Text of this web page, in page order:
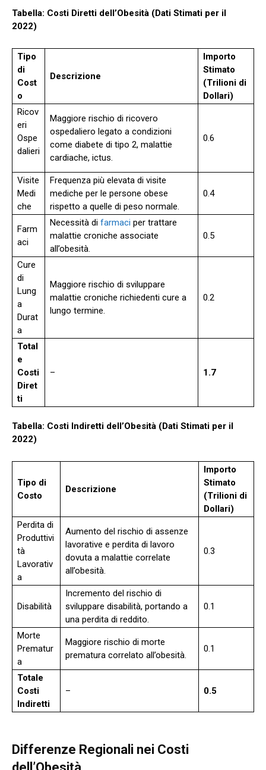
Tabella: Costi Diretti dell’Obesità (Dati Stimati per il
2022)
Tipo
di
Cost
o
Descrizione
Importo
Stimato
(Trilioni di
Dollari)
Ricov
eri
Ospe
dalieri
Maggiore rischio di ricovero
ospedaliero legato a condizioni
come diabete di tipo 2, malattie
cardiache, ictus.
0.6
Visite
Medi
che
Frequenza più elevata di visite
mediche per le persone obese
rispetto a quelle di peso normale.
0.4
Farm
aci
Necessità di farmaci per trattare
malattie croniche associate
all’obesità.
0.5
Cure
di
Lung
a
Durat
a
Maggiore rischio di sviluppare
malattie croniche richiedenti cure a
lungo termine.
0.2
Total
e
Costi
Diret
ti
– 1.7
Tabella: Costi Indiretti dell’Obesità (Dati Stimati per il
2022)
Tipo di
Costo
Descrizione
Importo
Stimato
(Trilioni di
Dollari)
Perdita di
Produttivi
tà
Lavorativ
a
Aumento del rischio di assenze
lavorative e perdita di lavoro
dovuta a malattie correlate
all’obesità.
0.3
Disabilità
Incremento del rischio di
sviluppare disabilità, portando a
una perdita di reddito.
0.1
Morte
Prematur
a
Maggiore rischio di morte
prematura correlato all’obesità.
0.1
Totale
Costi
Indiretti
– 0.5
Differenze Regionali nei Costi